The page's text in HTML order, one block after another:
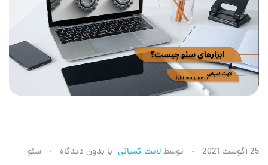
ا
25 آگوست 2021 توسطلایت کمپانی با بدون دیدگاه سئو